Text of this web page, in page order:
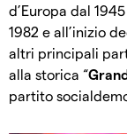
d’Europa dal
1982 e all’inizio
altri principali
alla storica “
partito